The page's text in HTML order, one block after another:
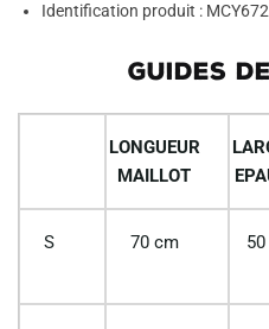
Identification produit :
GUIDES
LONGUEUR
MAILLOT
S 70 cm